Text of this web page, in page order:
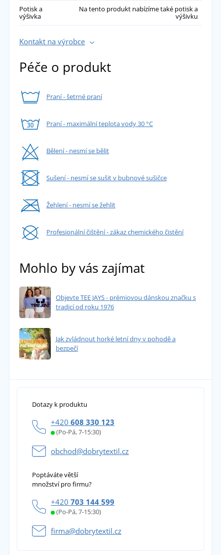
Potisk a
výšivka
Na tento produkt nabízíme také potisk a
výšivku
Kontakt na výrobce
Péče o produkt
Praní - šetrné praní
Praní - maximální teplota vody 30 °C
Bělení - nesmí se bělit
Sušení - nesmí se sušit v bubnové sušičce
Žehlení - nesmí se žehlit
Profesionální čištění - zákaz chemického čistění
Mohlo by vás zajímat
Objevte TEE JAYS - prémiovou dánskou značku s
tradicí od roku 1976
Jak zvládnout horké letní dny v pohodě a
bezpečí
Dotazy k produktu
+420 608 330 123
(Po-Pá, 7-15:30)
obchod@dobrytextil.cz
Poptáváte větší
množství pro firmu?
+420 703 144 599
(Po-Pá, 7-15:30)
firma@dobrytextil.cz